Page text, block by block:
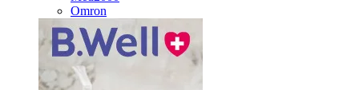
Omron